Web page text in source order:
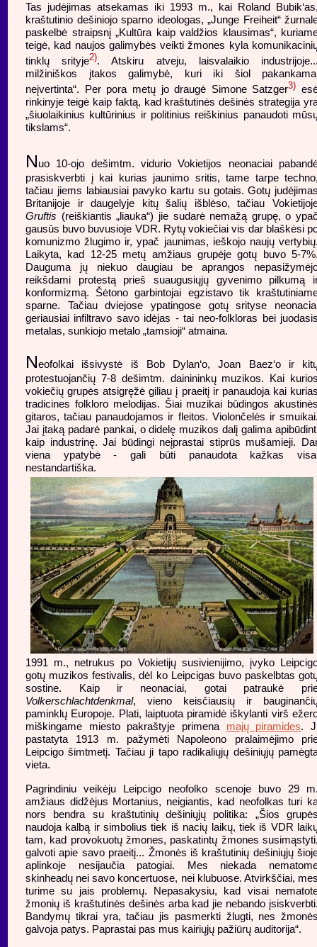
Tas judėjimas atsekamas iki 1993 m., kai Roland
kraštutinio dešiniojo sparno ideologas, „Junge Freiheit“
paskelbė straipsnį „Kultūra kaip valdžios klausimas“,
teigė, kad naujos galimybės veikti žmones kyla
tinklų srityje2). Atskiru atveju, laisvalaikio
milžiniškos įtakos galimybė, kuri iki šiol
neįvertinta“. Per pora metų jo draugė Simone Satzger3)
rinkinyje teigė kaip faktą, kad kraštutinės dešinės strategija
„šiuolaikinius kultūrinius ir politinius reiškinius panaudoti
tikslams“.
Nuo 10-ojo dešimtm. vidurio Vokietijos neonaciai
prasiskverbti į kai kurias jaunimo sritis, tame tarpe
tačiau jiems labiausiai pavyko kartu su gotais. Gotų
Britanijoje ir daugelyje kitų šalių išblėso, tačiau
Gruftis (reiškiantis „liauka“) jie sudarė nemažą grupę, o
gausūs buvo buvusioje VDR. Rytų vokiečiai vis dar blaškėsi
komunizmo žlugimo ir, ypač jaunimas, ieškojo naujų
Laikyta, kad 12-25 metų amžiaus grupėje gotų buvo 5-
Dauguma jų niekuo daugiau be aprangos
reikšdami protestą prieš suaugusiųjų gyvenimo pilkumą
konformizmą. Šėtono garbintojai egzistavo tik
sparne. Tačiau dviejose ypatingose gotų srityse
geriausiai infiltravo savo idėjas - tai neo-folkloras bei
metalas, sunkiojo metalo „tamsioji“ atmaina.
Neofolkai išsivystė iš Bob Dylan‘o, Joan Baez‘o ir
protestuojančių 7-8 dešimtm. dainininkų muzikos. Kai
vokiečių grupės atsigręžė giliau į praeitį ir panaudoja kai
tradicines folkloro melodijas. Šiai muzikai būdingos
gitaros, tačiau panaudojamos ir fleitos. Violončelės ir
Jai įtaką padarė pankai, o didelę muzikos dalį galima
kaip industrinę. Jai būdingi neįprastai stiprūs mušamieji.
viena ypatybė - gali būti panaudota kažkas
nestandartiška.
1991 m., netrukus po Vokietijų susivienijimo, įvyko
gotų muzikos festivalis, dėl ko Leipcigas buvo paskelbtas
sostine. Kaip ir neonaciai, gotai patraukė
Volkerschlachtdenkmal, vieno keisčiausių ir
paminklų Europoje. Plati, laiptuota piramidė iškylanti virš
miškingame miesto pakraštyje primena majų piramides.
pastatyta 1913 m. pažymėti Napoleono pralaimėjimo
Leipcigo šimtmetį. Tačiau ji tapo radikaliųjų dešiniųjų
vieta.
Pagrindiniu veikėju Leipcigo neofolko scenoje buvo 29
amžiaus didžėjus Mortanius, neigiantis, kad neofolkas turi
nors bendra su kraštutinių dešiniųjų politika: „Šios
naudoja kalbą ir simbolius tiek iš nacių laikų, tiek iš VDR
tam, kad provokuotų žmones, paskatintų žmones
galvoti apie savo praeitį... Žmonės iš kraštutinių dešiniųjų
aplinkoje nesijaučia patogiai. Mes niekada
skinheadų nei savo koncertuose, nei klubuose. Atvirkščiai,
turime su jais problemų. Nepasakysiu, kad visai
žmonių iš kraštutinės dešinės arba kad jie nebando
Bandymų tikrai yra, tačiau jis pasmerkti žlugti, nes
galvoja patys. Paprastai pas mus kairiųjų pažiūrų auditorija“.